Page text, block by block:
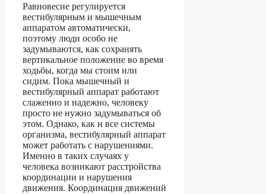
Равновесие регулируется
вестибулярным и мышечным
аппаратом автоматически,
поэтому люди особо не
задумываются, как сохранять
вертикальное положение во время
ходьбы, когда мы стоим или
сидим. Пока мышечный и
вестибулярный аппарат работают
слаженно и надежно, человеку
просто не нужно задумываться об
этом. Однако, как и все системы
организма, вестибулярный аппарат
может работать с нарушениями.
Именно в таких случаях у
человека возникают расстройства
координации и нарушения
движения. Координация движений